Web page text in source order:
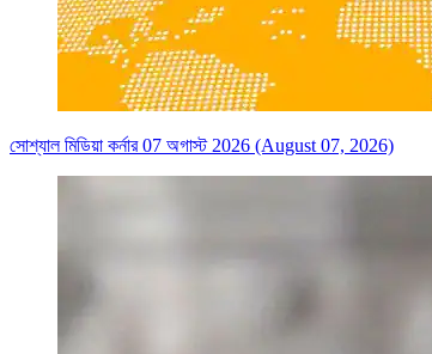
সোশ্যাল মিডিয়া কর্নার 07 অগাস্ট 2026 (August 07, 2026)